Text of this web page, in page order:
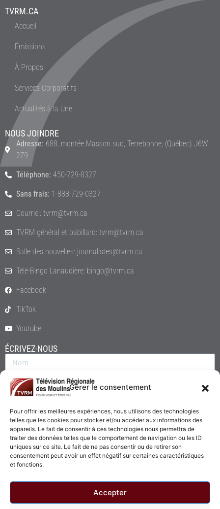
Gérer le consentement
Pour offrir les meilleures expériences, nous utilisons des technologies
telles que les cookies pour stocker et/ou accéder aux informations des
appareils. Le fait de consentir à ces technologies nous permettra de
traiter des données telles que le comportement de navigation ou les ID
uniques sur ce site. Le fait de ne pas consentir ou de retirer son
consentement peut avoir un effet négatif sur certaines caractéristiques
et fonctions.
Accepter
TVRM.CA
Accueil
Émissions
À Propos
Services Corporatifs
Actualités à la Une
NOUS JOINDRE
Adresse: 688, montée Masson sud, Terrebonne, (Québec) J6W
2Z9
Téléphone: 450-729-0327
Sans frais: 1-888-729-0327
Courriel: tvrm@tvrm.ca
TVRM général et babillard: tvrm@tvrm.ca
Salle des nouvelles: journalistes@tvrm.ca
Télé-Bingo Lanaudière: bingo@tvrm.ca
Facebook
TikTok
Youtube
ÉCRIVEZ-NOUS